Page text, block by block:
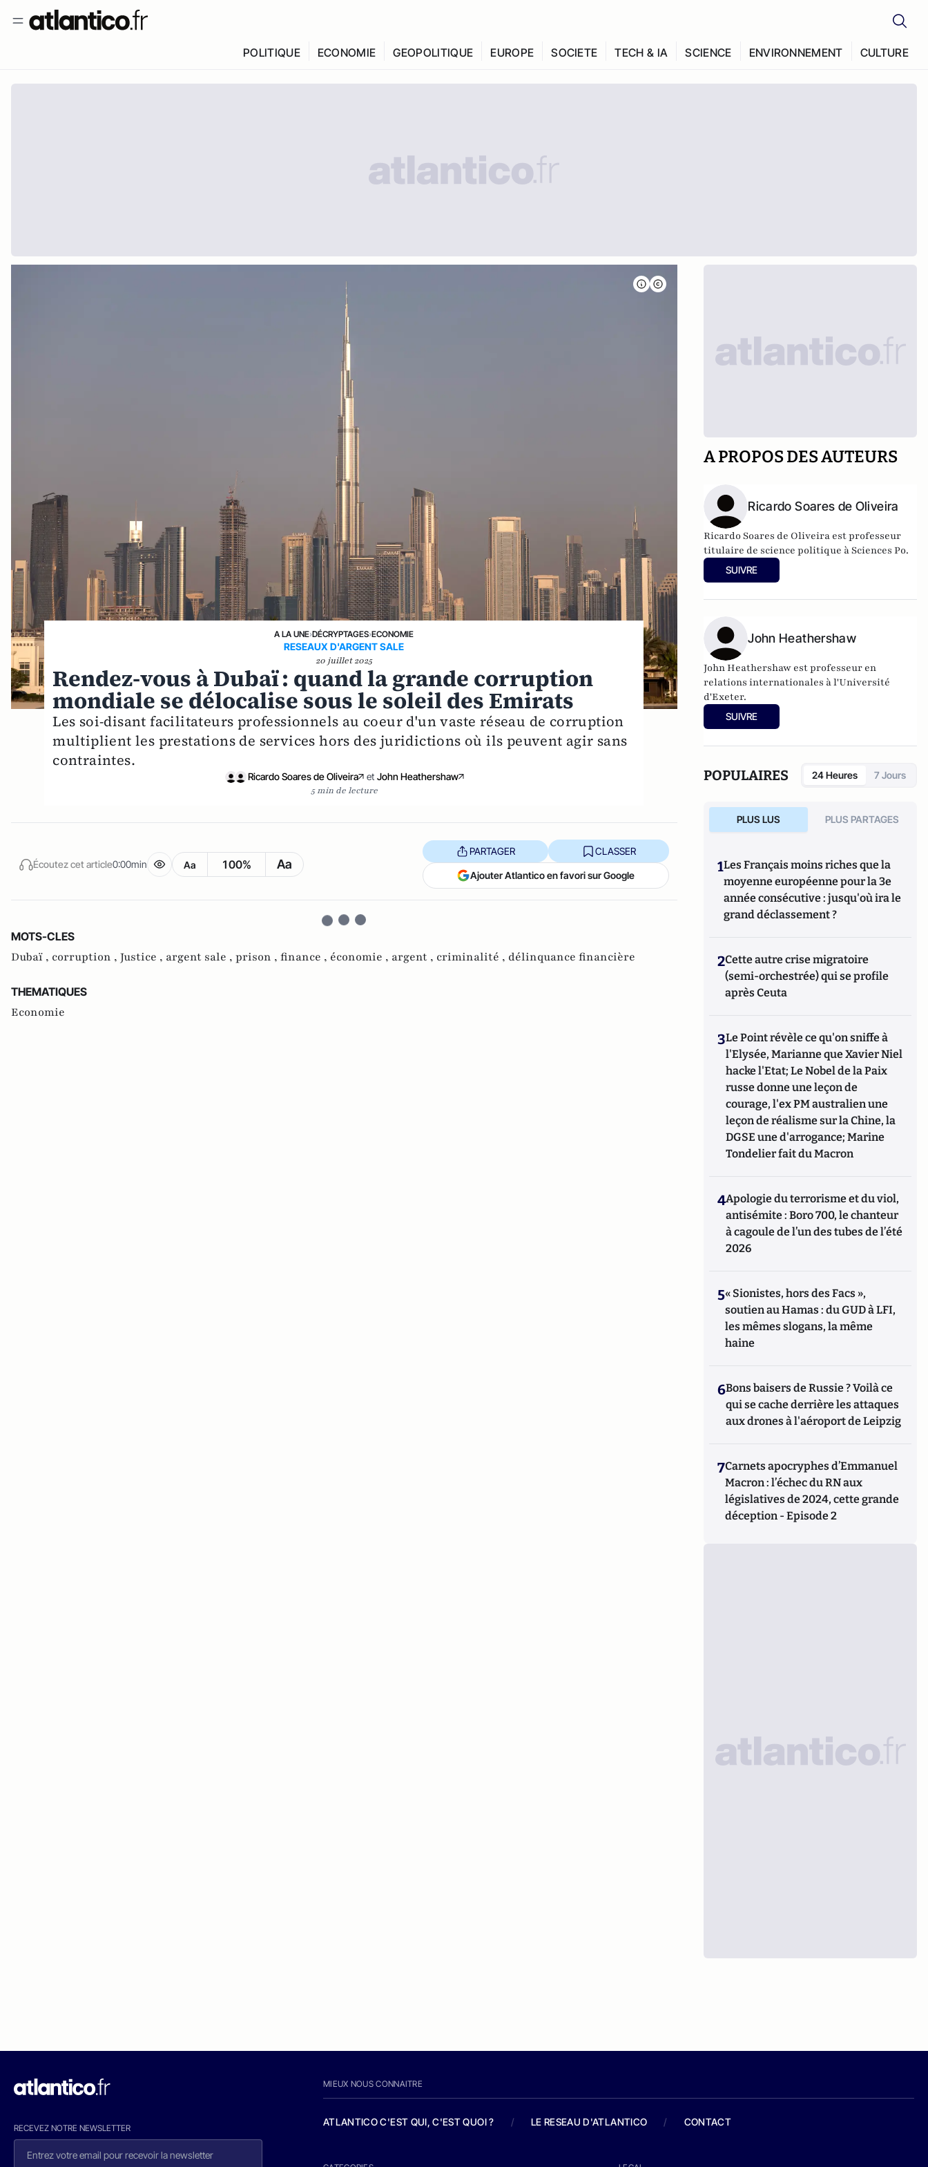
POLITIQUE ECONOMIE GEOPOLITIQUE EUROPE SOCIETE TECH & IA SCIENCE ENVIRONNEMENT CULTURE
A LA UNE›DÉCRYPTAGES›ECONOMIE
RESEAUX D'ARGENT SALE
20 juillet 2025
Rendez-vous à Dubaï : quand la grande corruption
mondiale se délocalise sous le soleil des Emirats
Les soi-disant facilitateurs professionnels au coeur d'un vaste réseau de corruption
multiplient les prestations de services hors des juridictions où ils peuvent agir sans
contraintes.
Ricardo Soares de Oliveira et John Heathershaw
5 min de lecture
Écoutez cet article0:00min Aa 100% Aa
PARTAGER CLASSER
Ajouter Atlantico en favori sur Google
MOTS-CLES
Dubaï , corruption , Justice , argent sale , prison , finance , économie , argent , criminalité , délinquance financière
THEMATIQUES
Economie
A PROPOS DES AUTEURS
Ricardo Soares de Oliveira
Ricardo Soares de Oliveira est professeur
titulaire de science politique à Sciences Po.
SUIVRE
John Heathershaw
John Heathershaw est professeur en
relations internationales à l'Université
d'Exeter.
SUIVRE
POPULAIRES 24 Heures 7 Jours
PLUS LUS PLUS PARTAGES
1Les Français moins riches que la
moyenne européenne pour la 3e
année consécutive : jusqu'où ira le
grand déclassement ?
2Cette autre crise migratoire
(semi-orchestrée) qui se profile
après Ceuta
3Le Point révèle ce qu'on sniffe à
l'Elysée, Marianne que Xavier Niel
hacke l'Etat; Le Nobel de la Paix
russe donne une leçon de
courage, l'ex PM australien une
leçon de réalisme sur la Chine, la
DGSE une d'arrogance; Marine
Tondelier fait du Macron
4Apologie du terrorisme et du viol,
antisémite : Boro 700, le chanteur
à cagoule de l’un des tubes de l’été
2026
5« Sionistes, hors des Facs »,
soutien au Hamas : du GUD à LFI,
les mêmes slogans, la même
haine
6Bons baisers de Russie ? Voilà ce
qui se cache derrière les attaques
aux drones à l'aéroport de Leipzig
7Carnets apocryphes d’Emmanuel
Macron : l’échec du RN aux
législatives de 2024, cette grande
déception - Episode 2
RECEVEZ NOTRE NEWSLETTER
MIEUX NOUS CONNAITRE
ATLANTICO C'EST QUI, C'EST QUOI ? / LE RESEAU D'ATLANTICO / CONTACT